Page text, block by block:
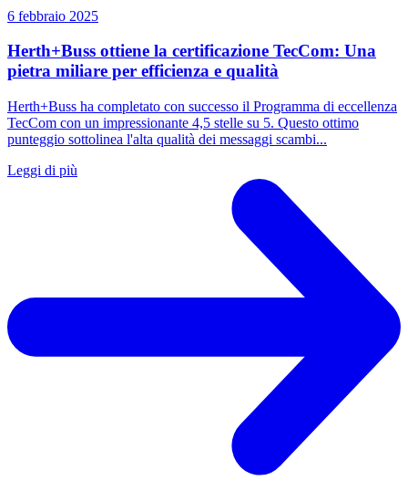
6 febbraio 2025
Herth+Buss ottiene la certificazione TecCom: Una
pietra miliare per efficienza e qualità
Herth+Buss ha completato con successo il Programma di eccellenza
TecCom con un impressionante 4,5 stelle su 5. Questo ottimo
punteggio sottolinea l'alta qualità dei messaggi scambi...
Leggi di più